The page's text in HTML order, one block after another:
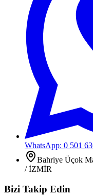
WhatsApp: 0 501
Bahriye Üçok
/ İZMİR
Bizi Takip Edin